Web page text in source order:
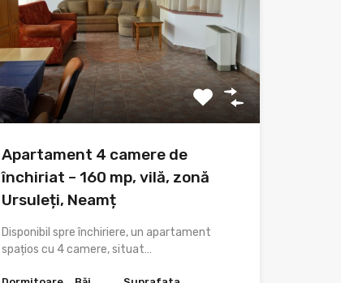
Apartament 4 camere de
închiriat – 160 mp, vilă, zonă
Ursuleți, Neamț
Disponibil spre închiriere, un apartament
spațios cu 4 camere, situat…